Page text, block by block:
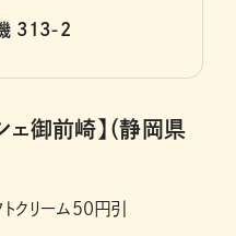
313-2
御前崎】（静岡県
クリーム50円引